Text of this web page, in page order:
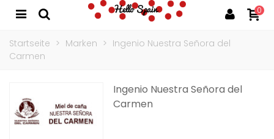
0
Startseite > Marken > Ingenio Nuestra Señora del
Carmen
Ingenio Nuestra Señora del
Carmen